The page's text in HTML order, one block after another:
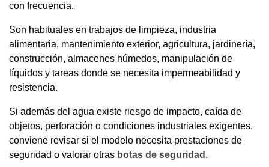
con frecuencia.
Son habituales en trabajos de limpieza, industria
alimentaria, mantenimiento exterior, agricultura, jardinería,
construcción, almacenes húmedos, manipulación de
líquidos y tareas donde se necesita impermeabilidad y
resistencia.
Si además del agua existe riesgo de impacto, caída de
objetos, perforación o condiciones industriales exigentes,
conviene revisar si el modelo necesita prestaciones de
seguridad o valorar otras botas de seguridad .